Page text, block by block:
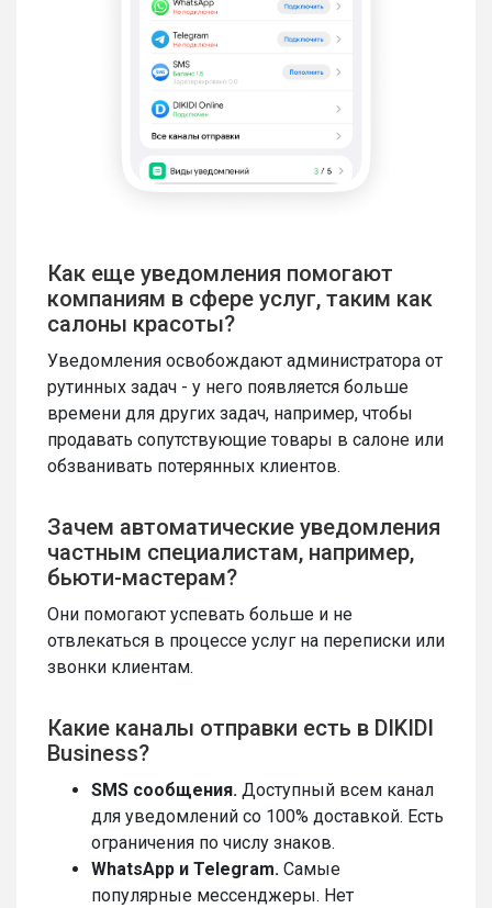
Как еще уведомления помогают
компаниям в сфере услуг, таким как
салоны красоты?
Уведомления освобождают администратора от
рутинных задач - у него появляется больше
времени для других задач, например, чтобы
продавать сопутствующие товары в салоне или
обзванивать потерянных клиентов.
Зачем автоматические уведомления
частным специалистам, например,
бьюти-мастерам?
Они помогают успевать больше и не
отвлекаться в процессе услуг на переписки или
звонки клиентам.
Какие каналы отправки есть в DIKIDI
Business?
SMS сообщения. Доступный всем канал
для уведомлений со 100% доставкой. Есть
ограничения по числу знаков.
WhatsApp и Telegram. Самые
популярные мессенджеры. Нет